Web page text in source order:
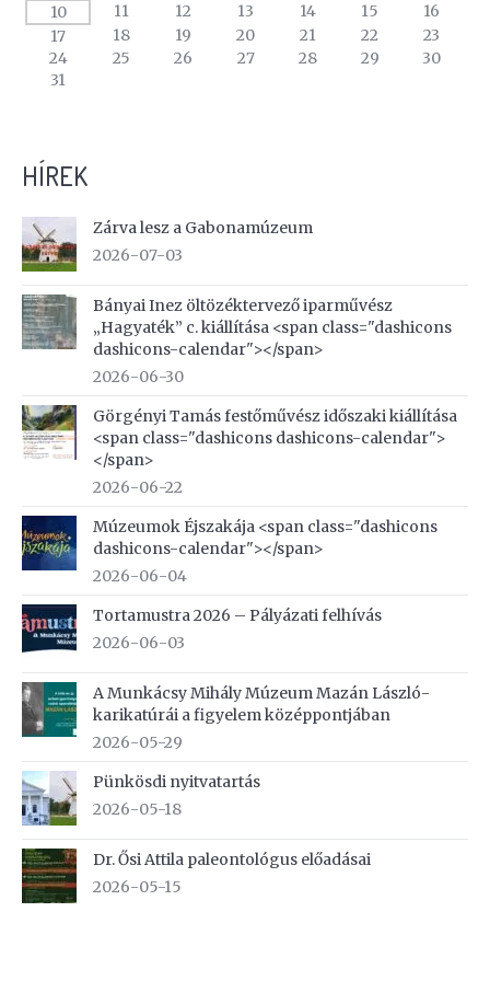
events
10
11 12 13 14 15
16
17
18 19 20 21 22
23
24
25 26 27 28 29
30
31
HÍREK
Zárva lesz a Gabonamúzeum
2026-07-03
Bányai Inez öltözéktervező iparművész
„Hagyaték” c. kiállítása <span class="dashicons
dashicons-calendar"></span>
2026-06-30
Görgényi Tamás festőművész időszaki kiállítása
<span class="dashicons dashicons-calendar">
</span>
2026-06-22
Múzeumok Éjszakája <span class="dashicons
dashicons-calendar"></span>
2026-06-04
Tortamustra 2026 – Pályázati felhívás
2026-06-03
A Munkácsy Mihály Múzeum Mazán László-
karikatúrái a figyelem középpontjában
2026-05-29
Pünkösdi nyitvatartás
2026-05-18
Dr. Ősi Attila paleontológus előadásai
2026-05-15